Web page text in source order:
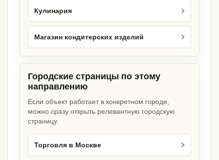
Кулинария
Магазин кондитерских изделий
Городские страницы по этому
направлению
Если объект работает в конкретном городе,
можно сразу открыть релевантную городскую
страницу.
Торговля в Москве